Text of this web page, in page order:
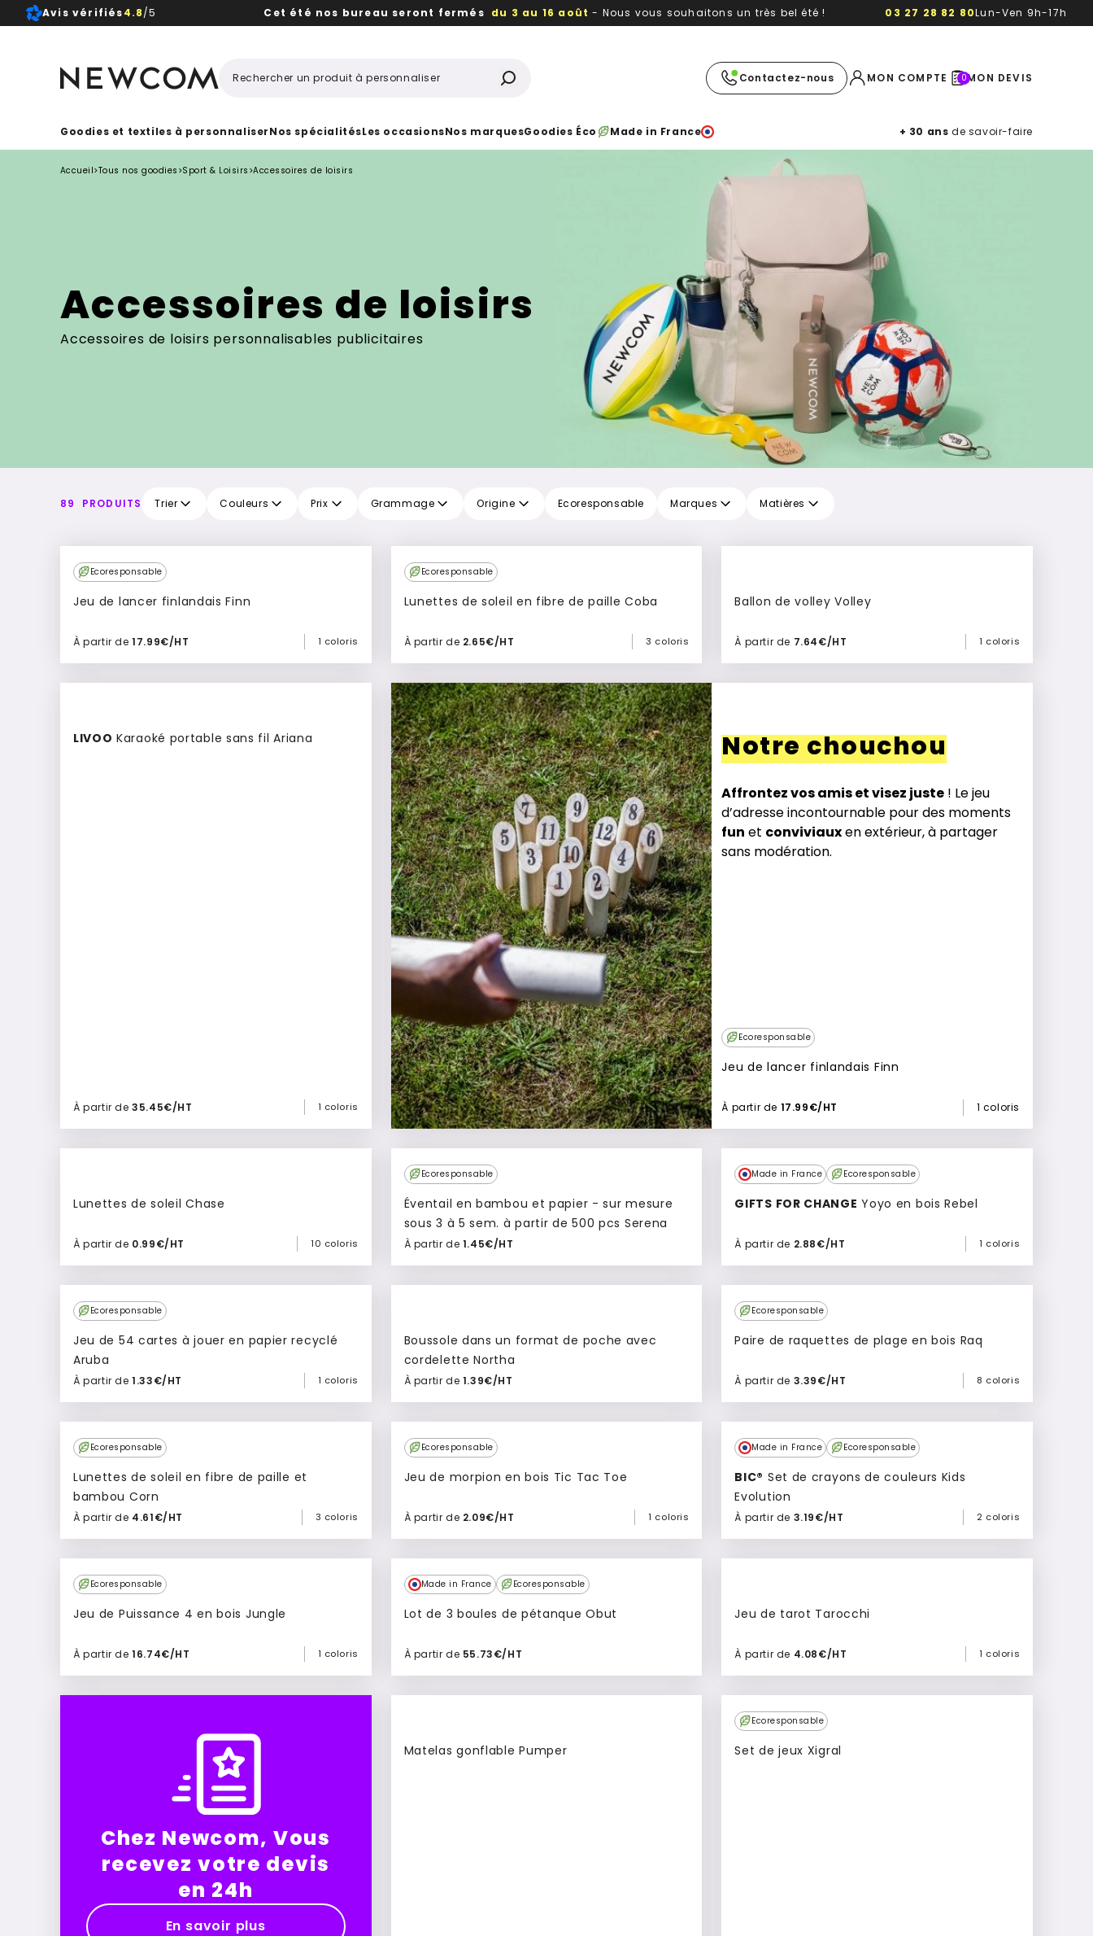
Avis vérifiés4.8/5 Cet été nos bureau seront fermés du 3 au 16 août - Nous vous souhaitons un très bel été !
03 27 28 82 80Lun-Ven 9h-17h
Contactez-nous MON COMPTE 0MON DEVIS
Goodies et textiles à personnaliserNos spécialitésLes occasionsNos marquesGoodies Éco Made in France + 30 ans de savoir-faire
Accueil>Tous nos goodies >Sport & Loisirs >Accessoires de loisirs
Accessoires de loisirs
Accessoires de loisirs personnalisables publicitaires
89 PRODUITS Trier Couleurs Prix Grammage Origine Ecoresponsable Marques Matières
Ecoresponsable
Jeu de lancer finlandais Finn
À partir de17.99€/HT 1 coloris
Ajouter à mon devis
Ecoresponsable
Lunettes de soleil en fibre de paille Coba
À partir de 2.65€/HT 3 coloris
Ajouter à mon devis
Ballon de volley Volley
À partir de 7.64€/HT 1 coloris
Ajouter à mon devis
LIVOO Karaoké portable sans fil Ariana
À partir de35.45€/HT 1 coloris
Ajouter à mon devis
Notre chouchou
Affrontez vos amis et visez juste ! Le jeu
d’adresse incontournable pour des moments
fun et conviviauxen extérieur, à partager
sans modération.
Ecoresponsable
Jeu de lancer finlandais Finn
À partir de 17.99€/HT 1 coloris
Lunettes de soleil Chase
À partir de 0.99€/HT 10 coloris
Ajouter à mon devis
Ecoresponsable
Éventail en bambou et papier - sur mesure
sous 3 à 5 sem. à partir de 500 pcs Serena
À partir de 1.45€/HT
Ajouter à mon devis
Made in France Ecoresponsable
GIFTS FOR CHANGE Yoyo en bois Rebel
À partir de 2.88€/HT 1 coloris
Ajouter à mon devis
Ecoresponsable
Jeu de 54 cartes à jouer en papier recyclé
Aruba
À partir de1.33€/HT 1 coloris
Ajouter à mon devis
Boussole dans un format de poche avec
cordelette Northa
À partir de 1.39€/HT
Ajouter à mon devis
Ecoresponsable
Paire de raquettes de plage en bois Raq
À partir de 3.39€/HT 8 coloris
Ajouter à mon devis
Ecoresponsable
Lunettes de soleil en fibre de paille et
bambou Corn
À partir de 4.61€/HT 3 coloris
Ajouter à mon devis
Ecoresponsable
Jeu de morpion en bois Tic Tac Toe
À partir de 2.09€/HT 1 coloris
Ajouter à mon devis
Made in France Ecoresponsable
BIC®
Evolution
À partir de 3.19€/HT 2 coloris
Ajouter à mon devis
Ecoresponsable
Jeu de Puissance 4 en bois Jungle
À partir de16.74€/HT 1 coloris
Ajouter à mon devis
Made in France Ecoresponsable
Lot de 3 boules de pétanque Obut
À partir de 55.73€/HT
Ajouter à mon devis
Jeu de tarot Tarocchi
À partir de 4.08€/HT 1 coloris
Ajouter à mon devis
Chez Newcom, Vous
recevez votre devis
en 24h
En savoir plus
Matelas gonflable Pumper
Ecoresponsable
Set de jeux Xigral